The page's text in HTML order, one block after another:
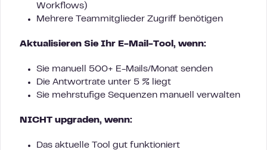
Workflows)
Mehrere Teammitglieder Zugriff benötigen
Aktualisieren Sie Ihr E-Mail-Tool, wenn:
Sie manuell 500+ E-Mails/Monat senden
Die Antwortrate unter 5 % liegt
Sie mehrstufige Sequenzen manuell verwalten
NICHT upgraden, wenn:
Das aktuelle Tool gut funktioniert